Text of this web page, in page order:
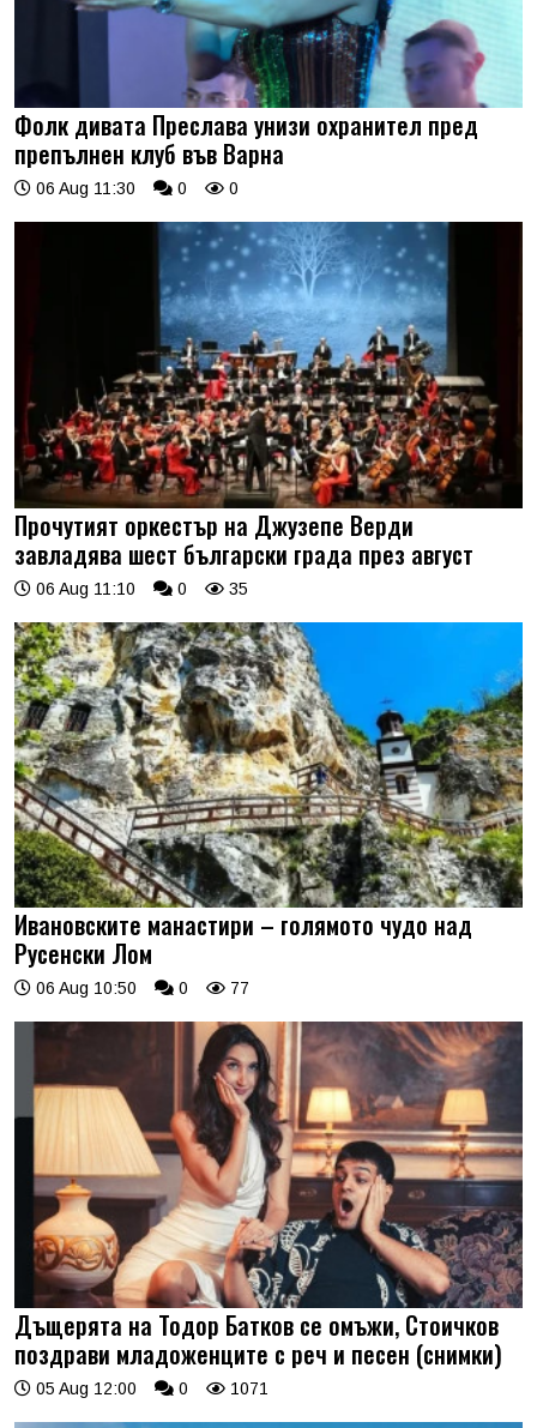
Фолк дивата Преслава унизи охранител пред
препълнен клуб във Варна
06 Aug 11:30 0 0
Прочутият оркестър на Джузепе Верди
завладява шест български града през август
06 Aug 11:10 0 35
Ивановските манастири – голямото чудо над
Русенски Лом
06 Aug 10:50 0 77
Дъщерята на Тодор Батков се омъжи, Стоичков
поздрави младоженците с реч и песен (снимки)
05 Aug 12:00 0 1071